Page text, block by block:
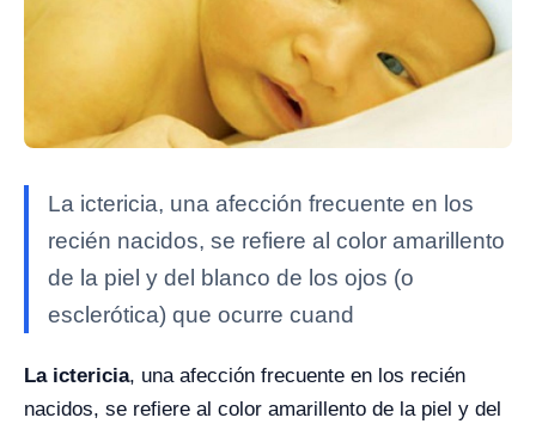
La ictericia, una afección frecuente en los
recién nacidos, se refiere al color amarillento
de la piel y del blanco de los ojos (o
esclerótica) que ocurre cuand
La ictericia, una afección frecuente en los recién
nacidos, se refiere al color amarillento de la piel y del